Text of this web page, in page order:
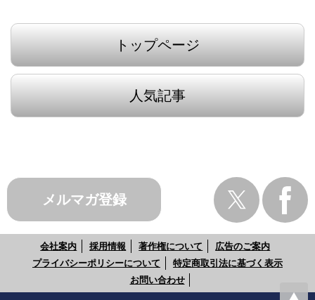
トップページ
人気記事
メルマガ登録
会社案内 採用情報 著作権について
広告のご案内
プライバシーポリシーについて
特定商取引法に基づく表示
お問い合わせ